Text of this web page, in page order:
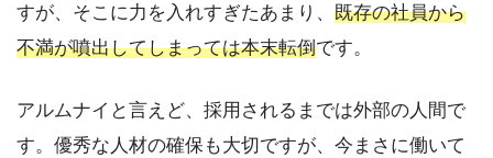
すが、そこに力を入れすぎたあまり、 既存の社員から
不満が噴出してしまっては本末転倒です。
アルムナイと言えど、採用されるまでは外部の人間で
す。優秀な人材の確保も大切ですが、今まさに働いて